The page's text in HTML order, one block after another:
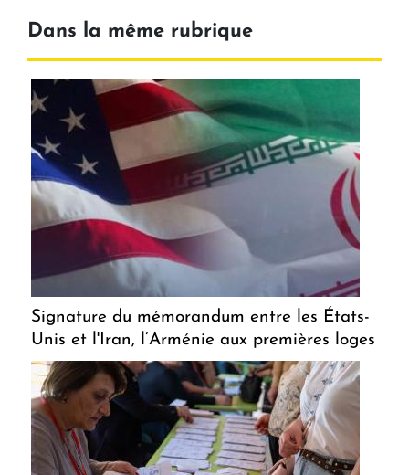
Dans la même rubrique
Signature du mémorandum entre les États-
Unis et l'Iran, l’Arménie aux premières loges